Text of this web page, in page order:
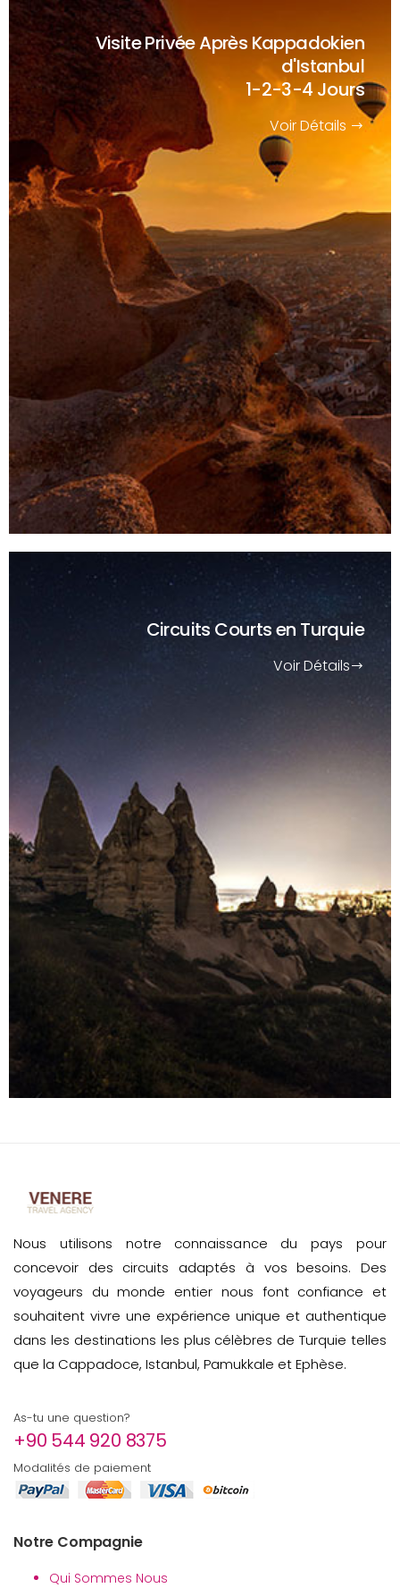
Visite Privée Après Kappadokien
d'Istanbul
1-2-3-4 Jours
Voir Détails
Circuits Courtsen Turquie
Voir Détails
Nous utilisons notre connaissance du pays pour
concevoir des circuits adaptés à vos besoins. Des
voyageurs du monde entier nous font confiance et
souhaitent vivre une expérience unique et authentique
dans les destinations les plus célèbres de Turquie telles
que la Cappadoce, Istanbul, Pamukkale et Ephèse.
As-tu une question?
+90 544 920 8375
Modalités de paiement
Notre Compagnie
Qui Sommes Nous